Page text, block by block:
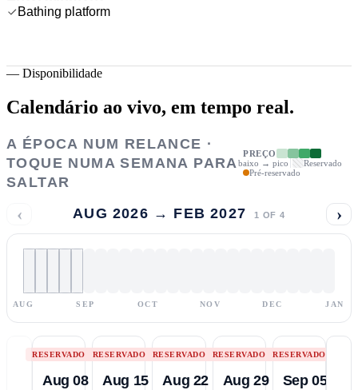
Bathing platform
— Disponibilidade
Calendário ao vivo, em tempo real.
A ÉPOCA NUM RELANCE ·
TOQUE NUMA SEMANA PARA
SALTAR
PREÇO
baixo → pico
Reservado
Pré-reservado
‹ AUG 2026 → FEB 2027 1 OF 4 ›
AUG SEP OCT NOV DEC JAN
RESERVADO
Aug 08
RESERVADO
Aug 15
RESERVADO
Aug 22
RESERVADO
Aug 29
RESERVADO
Sep 05